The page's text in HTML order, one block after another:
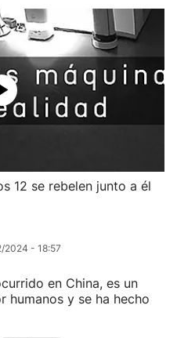
12 se rebelen junto a él
2024 - 18:57
en China, es un
humanos y se ha hecho